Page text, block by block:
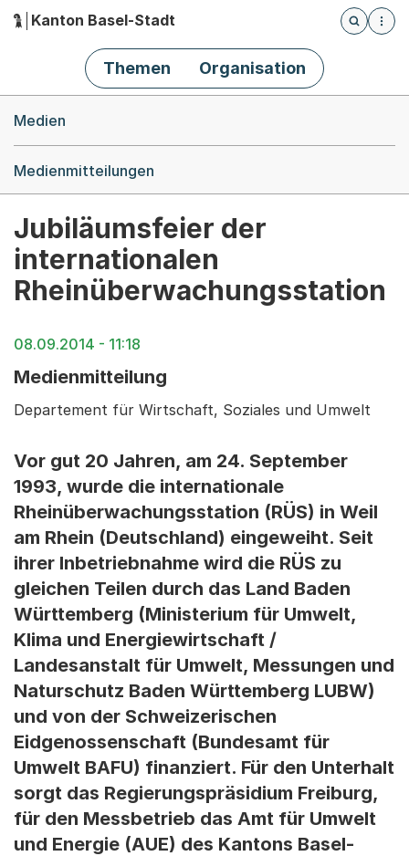
Hauptnavigation
Kanton Basel-Stadt
Öffnet
Themen Organisation
Medien
Medienmitteilungen
Jubiläumsfeier der
internationalen
Rheinüberwachungsstation
08.09.2014 - 11:18
Medienmitteilung
Departement für Wirtschaft, Soziales und Umwelt
Vor gut 20 Jahren, am 24. September
1993, wurde die internationale
Rheinüberwachungsstation (RÜS) in Weil
am Rhein (Deutschland) eingeweiht. Seit
ihrer Inbetriebnahme wird die RÜS zu
gleichen Teilen durch das Land Baden
Württemberg (Ministerium für Umwelt,
Klima und Energiewirtschaft /
Landesanstalt für Umwelt, Messungen und
Naturschutz Baden Württemberg LUBW)
und von der Schweizerischen
Eidgenossenschaft (Bundesamt für
Umwelt BAFU) finanziert. Für den Unterhalt
sorgt das Regierungspräsidium Freiburg,
für den Messbetrieb das Amt für Umwelt
und Energie (AUE) des Kantons Basel-